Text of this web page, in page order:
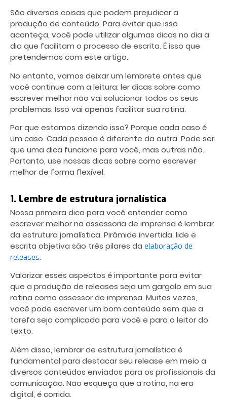
São diversas coisas que podem prejudicar a
produção de conteúdo. Para evitar que isso
aconteça, você pode utilizar algumas dicas no dia a
dia que facilitam o processo de escrita. É isso que
pretendemos com este artigo.
No entanto, vamos deixar um lembrete antes que
você continue com a leitura: ler dicas sobre como
escrever melhor não vai solucionar todos os seus
problemas. Isso vai apenas facilitar sua rotina.
Por que estamos dizendo isso? Porque cada caso é
um caso. Cada pessoa é diferente da outra. Pode ser
que uma dica funcione para você, mas outras não.
Portanto, use nossas dicas sobre como escrever
melhor de forma flexível.
1. Lembre de estrutura jornalística
Nossa primeira dica para você entender como
escrever melhor na assessoria de imprensa é lembrar
da estrutura jornalística. Pirâmide invertida, lide e
escrita objetiva são três pilares da elaboração de
releases.
Valorizar esses aspectos é importante para evitar
que a produção de releases seja um gargalo em sua
rotina como assessor de imprensa. Muitas vezes,
você pode escrever um bom conteúdo sem que a
tarefa seja complicada para você e para o leitor do
texto.
Além disso, lembrar de estrutura jornalística é
fundamental para destacar seu release em meio a
diversos conteúdos enviados para os profissionais da
comunicação. Não esqueça que a rotina, na era
digital, é corrida.